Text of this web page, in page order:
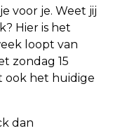
voor je. Weet jij
Hier is het
loopt van
zondag 15
ook het huidige
dan